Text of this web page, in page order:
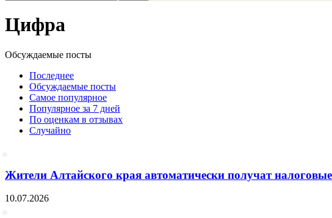
Цифра
Обсуждаемые посты
Последнее
Обсуждаемые посты
Самое популярное
Популярное за 7 дней
По оценкам в отзывах
Случайно
Жители Алтайского края автоматически получат
10.07.2026